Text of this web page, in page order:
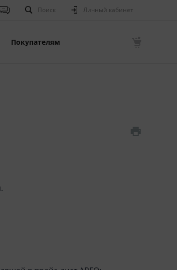
Поиск Личный кабинет
Покупателям